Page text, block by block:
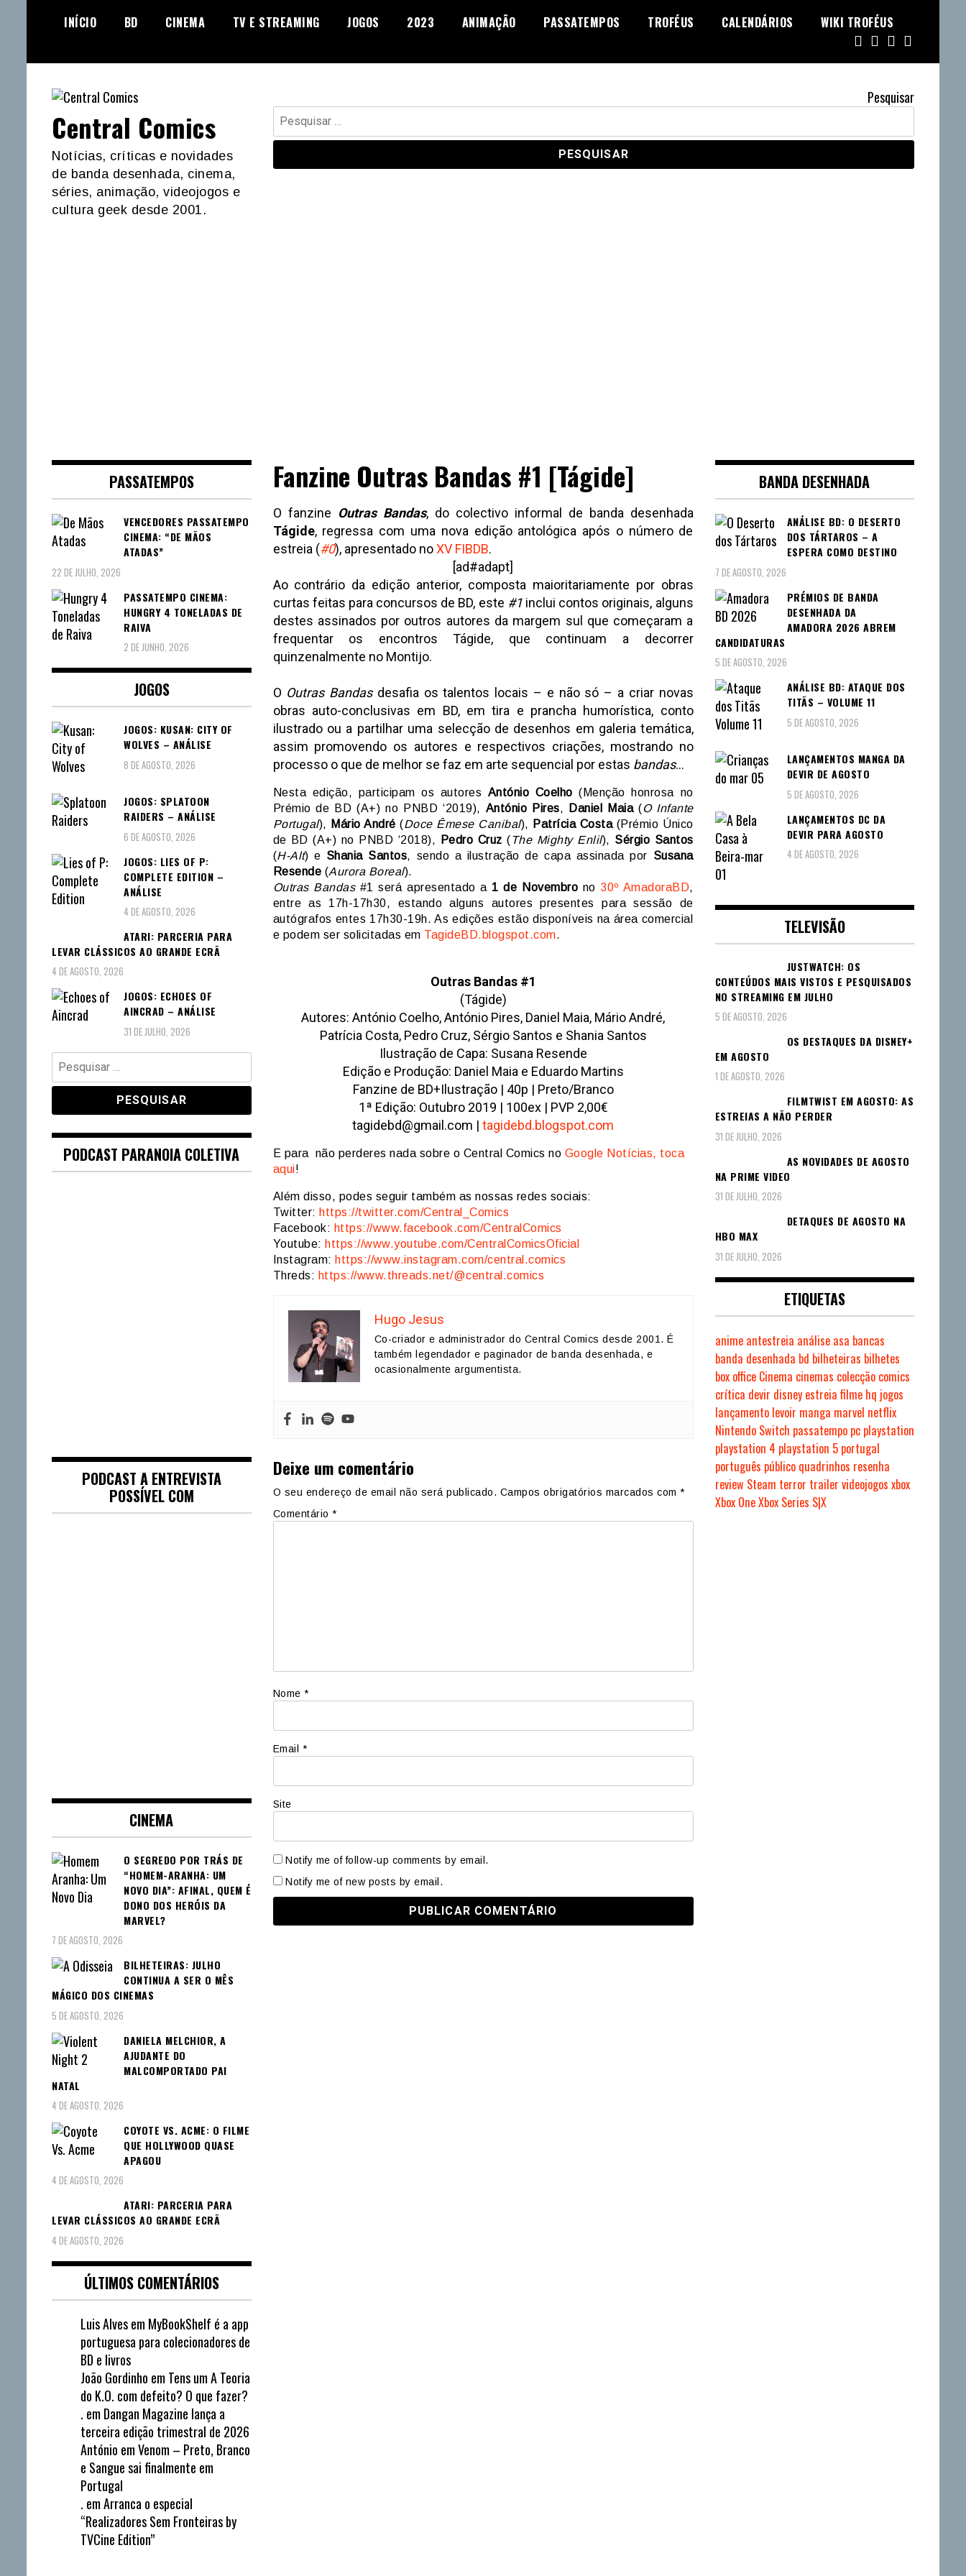
INÍCIO BD CINEMA TV E STREAMING JOGOS 2023 ANIMAÇÃO PASSATEMPOS TROFÉUS CALENDÁRIOS WIKI TROFÉUS
Pesquisar
Pesquisar
por:
Central Comics
Notícias, críticas e novidades
de banda desenhada, cinema,
séries, animação, videojogos e
cultura geek desde 2001.
Fanzine Outras Bandas #1 [Tágide]
O fanzine Outras Bandas, do colectivo informal de banda desenhada
Tágide, regressa com uma nova edição antológica após o número de
estreia (#0), apresentado noXV FIBDB.
[ad#adapt]
Ao contrário da edição anterior, composta maioritariamente por obras
curtas feitas para concursos de BD, este #1inclui contos originais, alguns
destes assinados por outros autores da margem sul que começaram a
frequentar os encontros Tágide, que continuam a decorrer
quinzenalmente no Montijo.
O Outras Bandasdesafia os talentos locais – e não só – a criar novas
obras auto-conclusivas em BD, em tira e prancha humorística, conto
ilustrado ou a partilhar uma selecção de desenhos em galeria temática,
assim promovendo os autores e respectivos criações, mostrando no
processo o que de melhor se faz em arte sequencial por estas bandas…
Nesta edição, participam os autores António Coelho (Menção honrosa no
Prémio de BD (A+) no PNBD ‘2019), António Pires, Daniel Maia(O Infante
Portugal), Mário André (Doce Êmese Canibal), Patrícia Costa(Prémio Único
de BD (A+) no PNBD ‘2018),
Pedro Cruz ( The Mighty Enlil), Sérgio Santos
(H-Alt) e Shania Santos, sendo a ilustração de capa assinada por Susana
Resende (Aurora Boreal).
Outras Bandas#1 será apresentado a 1 de Novembro no 30º AmadoraBD,
entre as 17h-17h30, estando alguns autores presentes para sessão de
autógrafos entes 17h30-19h. As edições estão disponíveis na área comercial
e podem ser solicitadas em TagideBD.blogspot.com.
Outras Bandas #1
(Tágide)
Autores: António Coelho, António Pires, Daniel Maia, Mário André,
Patrícia Costa, Pedro Cruz, Sérgio Santos e Shania Santos
Ilustração de Capa: Susana Resende
Edição e Produção: Daniel Maia e Eduardo Martins
Fanzine de BD+Ilustração | 40p | Preto/Branco
1ª Edição: Outubro 2019 | 100ex | PVP 2,00€
tagidebd@gmail.com | tagidebd.blogspot.com
E para não perderes nada sobre o Central Comics no Google Notícias, toca
aqui!
Além disso, podes seguir também as nossas redes sociais:
Twitter: https://twitter.com/Central_Comics
Facebook: https://www.facebook.com/CentralComics
Youtube: https://www.youtube.com/CentralComicsOficial
Instagram: https://www.instagram.com/central.comics
Threds: https://www.threads.net/@central.comics
Hugo Jesus
Co-criador e administrador do Central Comics desde 2001. É
também legendador e paginador de banda desenhada, e
ocasionalmente argumentista.
Deixe um comentário
O seu endereço de email não será publicado. Campos obrigatórios marcados com *
Comentário *
Nome *
Email *
Site
Notify me of follow-up comments by email.
Notify me of new posts by email.
PASSATEMPOS
VENCEDORES PASSATEMPO
CINEMA: “DE MÃOS
ATADAS”
22 DE JULHO, 2026
PASSATEMPO CINEMA:
HUNGRY 4 TONELADAS DE
RAIVA
2 DE JUNHO, 2026
JOGOS
JOGOS: KUSAN: CITY OF
WOLVES – ANÁLISE
8 DE AGOSTO, 2026
JOGOS: SPLATOON
RAIDERS – ANÁLISE
6 DE AGOSTO, 2026
JOGOS: LIES OF P:
COMPLETE EDITION –
ANÁLISE
4 DE AGOSTO, 2026
ATARI: PARCERIA PARA
LEVAR CLÁSSICOS AO GRANDE ECRÃ
4 DE AGOSTO, 2026
JOGOS: ECHOES OF
AINCRAD – ANÁLISE
31 DE JULHO, 2026
Pesquisar
por:
PODCAST PARANOIA COLETIVA
PODCAST A ENTREVISTA
POSSÍVEL COM
CINEMA
O SEGREDO POR TRÁS DE
“HOMEM-ARANHA: UM
NOVO DIA”: AFINAL, QUEM É
DONO DOS HERÓIS DA
MARVEL?
7 DE AGOSTO, 2026
BILHETEIRAS: JULHO
CONTINUA A SER O MÊS
MÁGICO DOS CINEMAS
5 DE AGOSTO, 2026
DANIELA MELCHIOR, A
AJUDANTE DO
MALCOMPORTADO PAI
NATAL
4 DE AGOSTO, 2026
COYOTE VS. ACME: O FILME
QUE HOLLYWOOD QUASE
APAGOU
4 DE AGOSTO, 2026
ATARI: PARCERIA PARA
LEVAR CLÁSSICOS AO GRANDE ECRÃ
4 DE AGOSTO, 2026
ÚLTIMOS COMENTÁRIOS
Luis Alvesem MyBookShelf é a app
portuguesa para colecionadores de
BD e livros
João Gordinho em Tens um A Teoria
do K.O. com defeito? O que fazer?
. em Dangan Magazine lança a
terceira edição trimestral de 2026
António emVenom – Preto, Branco
e Sangue sai finalmente em
Portugal
. emArranca o especial
“Realizadores Sem Fronteiras by
TVCine Edition”
BANDA DESENHADA
ANÁLISE BD: O DESERTO
DOS TÁRTAROS – A
ESPERA COMO DESTINO
7 DE AGOSTO, 2026
PRÉMIOS DE BANDA
DESENHADA DA
AMADORA 2026 ABREM
CANDIDATURAS
5 DE AGOSTO, 2026
ANÁLISE BD: ATAQUE DOS
TITÃS – VOLUME 11
5 DE AGOSTO, 2026
LANÇAMENTOS MANGA DA
DEVIR DE AGOSTO
5 DE AGOSTO, 2026
LANÇAMENTOS DC DA
DEVIR PARA AGOSTO
4 DE AGOSTO, 2026
TELEVISÃO
JUSTWATCH: OS
CONTEÚDOS MAIS VISTOS E PESQUISADOS
NO STREAMING EM JULHO
5 DE AGOSTO, 2026
OS DESTAQUES DA DISNEY+
EM AGOSTO
1 DE AGOSTO, 2026
FILMTWIST EM AGOSTO: AS
ESTREIAS A NÃO PERDER
31 DE JULHO, 2026
AS NOVIDADES DE AGOSTO
NA PRIME VIDEO
31 DE JULHO, 2026
DETAQUES DE AGOSTO NA
HBO MAX
31 DE JULHO, 2026
ETIQUETAS
anime antestreia análise asa bancas
banda desenhada bd bilheteiras bilhetes
box office Cinema cinemas colecção comics
crítica devir disney estreiafilme hq jogos
lançamento levoir manga marvel netflix
Nintendo Switch passatempo pc playstation
playstation 4 playstation 5 portugal
português público quadrinhos resenha
review Steam terror trailer videojogos xbox
Xbox OneXbox Series S|X